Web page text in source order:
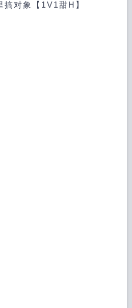
搞对象【1V1甜H】